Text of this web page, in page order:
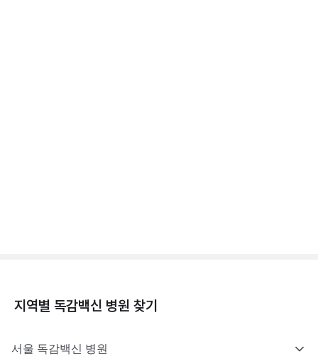
지역별 독감백신 병원 찾기
서울 독감백신 병원